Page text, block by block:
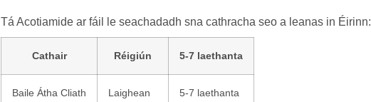
Tá Acotiamide ar fáil le seachadadh sna cathracha seo a leanas in Éirinn:
Cathair Réigiún 5-7 laethanta
Baile Átha Cliath Laighean 5-7 laethanta